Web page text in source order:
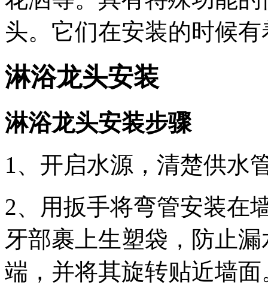
头。它们在安装的时候
淋浴龙头安装
淋浴龙头安装步骤
1、开启水源，清楚供水
2、用扳手将弯管安装在
牙部裹上生塑袋，防止
端，并将其旋转贴近墙面